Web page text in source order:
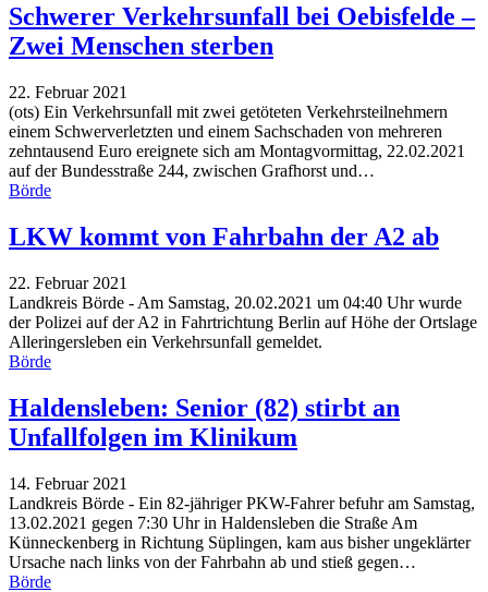
Schwerer Verkehrsunfall bei Oebisfelde –
Zwei Menschen sterben
22. Februar 2021
(ots) Ein Verkehrsunfall mit zwei getöteten Verkehrsteilnehmern
einem Schwerverletzten und einem Sachschaden von mehreren
zehntausend Euro ereignete sich am Montagvormittag, 22.02.2021
auf der Bundesstraße 244, zwischen Grafhorst und…
Börde
LKW kommt von Fahrbahn der A2 ab
22. Februar 2021
Landkreis Börde - Am Samstag, 20.02.2021 um 04:40 Uhr wurde
der Polizei auf der A2 in Fahrtrichtung Berlin auf Höhe der Ortslage
Alleringersleben ein Verkehrsunfall gemeldet.
Börde
Haldensleben: Senior (82) stirbt an
Unfallfolgen im Klinikum
14. Februar 2021
Landkreis Börde - Ein 82-jähriger PKW-Fahrer befuhr am Samstag,
13.02.2021 gegen 7:30 Uhr in Haldensleben die Straße Am
Künneckenberg in Richtung Süplingen, kam aus bisher ungeklärter
Ursache nach links von der Fahrbahn ab und stieß gegen…
Börde